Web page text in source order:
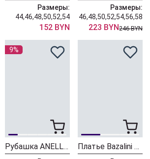
Размеры:
44,46,48,50,52,54
152 BYN
Размеры:
46,48,50,52,54,56,58
223 BYN246 BYN
9%
Рубашка ANELLI LAUREL 1862 розовый бант Платье Bazalini 5162 розовый